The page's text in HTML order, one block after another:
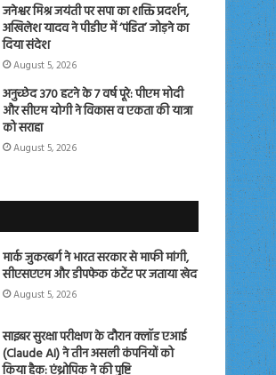
जनेश्वर मिश्र जयंती पर सपा का शक्ति प्रदर्शन,
अखिलेश यादव ने पीडीए में ‘पंडित’ जोड़ने का
दिया संदेश
August 5, 2026
अनुच्छेद 370 हटने के 7 वर्ष पूरे: पीएम मोदी
और सीएम योगी ने विकास व एकता की यात्रा
को सराहा
August 5, 2026
मार्क जुकरबर्ग ने भारत सरकार से माफी मांगी,
सीएसएएम और डीपफेक कंटेंट पर जताया खेद
August 5, 2026
साइबर सुरक्षा परीक्षण के दौरान क्लॉड एआई
(Claude AI) ने तीन असली कंपनियों को
किया हैक: एंथ्रोपिक ने की पुष्टि